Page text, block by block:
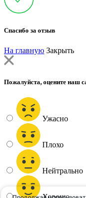
Спасибо за отзыв
На главную Закрыть
Пожалуйста, оцените наш
Ужасно
Плохо
Нейтрально